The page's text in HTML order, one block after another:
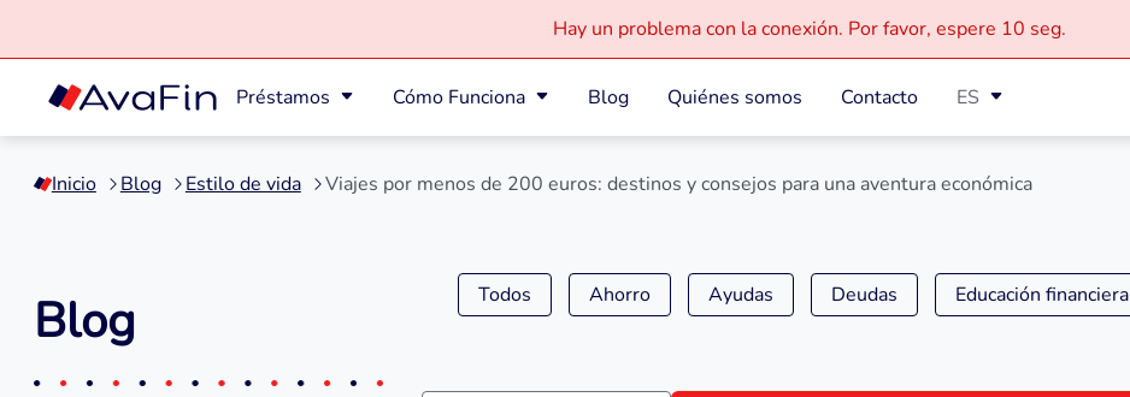
Saltar
contenido
Hay un problema con la conexión. Por favor, espere 10 seg.
Préstamos Cómo Funciona Blog Quiénes somos Contacto ES
Inicio Blog Estilo de vida Viajes por menos de 200 euros: destinos y consejos para una aventura económica
Blog Todos Ahorro Ayudas Deudas Educación financiera